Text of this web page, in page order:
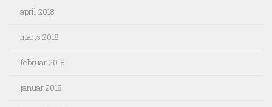
april 2018
marts 2018
februar 2018
januar 2018